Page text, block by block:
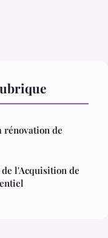
rénovation de
l'Acquisition de